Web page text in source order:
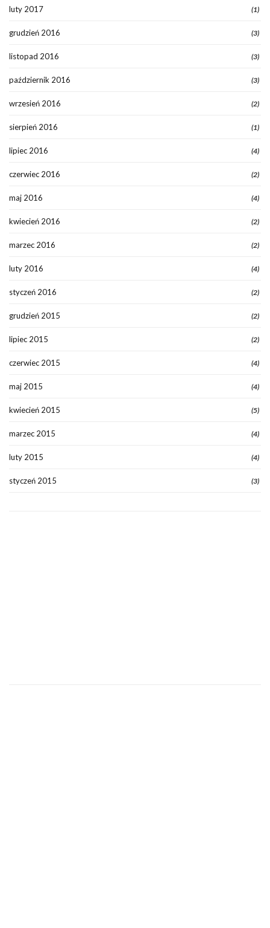
luty 2017 (1)
grudzień 2016 (3)
listopad 2016 (3)
październik 2016 (3)
wrzesień 2016 (2)
sierpień 2016 (1)
lipiec 2016 (4)
czerwiec 2016 (2)
maj 2016 (4)
kwiecień 2016 (2)
marzec 2016 (2)
luty 2016 (4)
styczeń 2016 (2)
grudzień 2015 (2)
lipiec 2015 (2)
czerwiec 2015 (4)
maj 2015 (4)
kwiecień 2015 (5)
marzec 2015 (4)
luty 2015 (4)
styczeń 2015 (3)